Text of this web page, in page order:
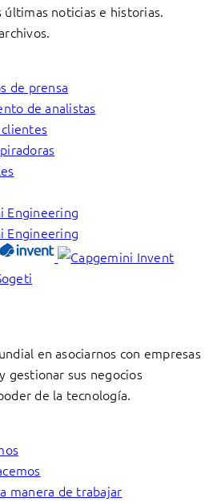
últimas noticias e historias.
de prensa
de analistas
en asociarnos con empresas
gestionar sus negocios
de la tecnología.
manera de trabajar